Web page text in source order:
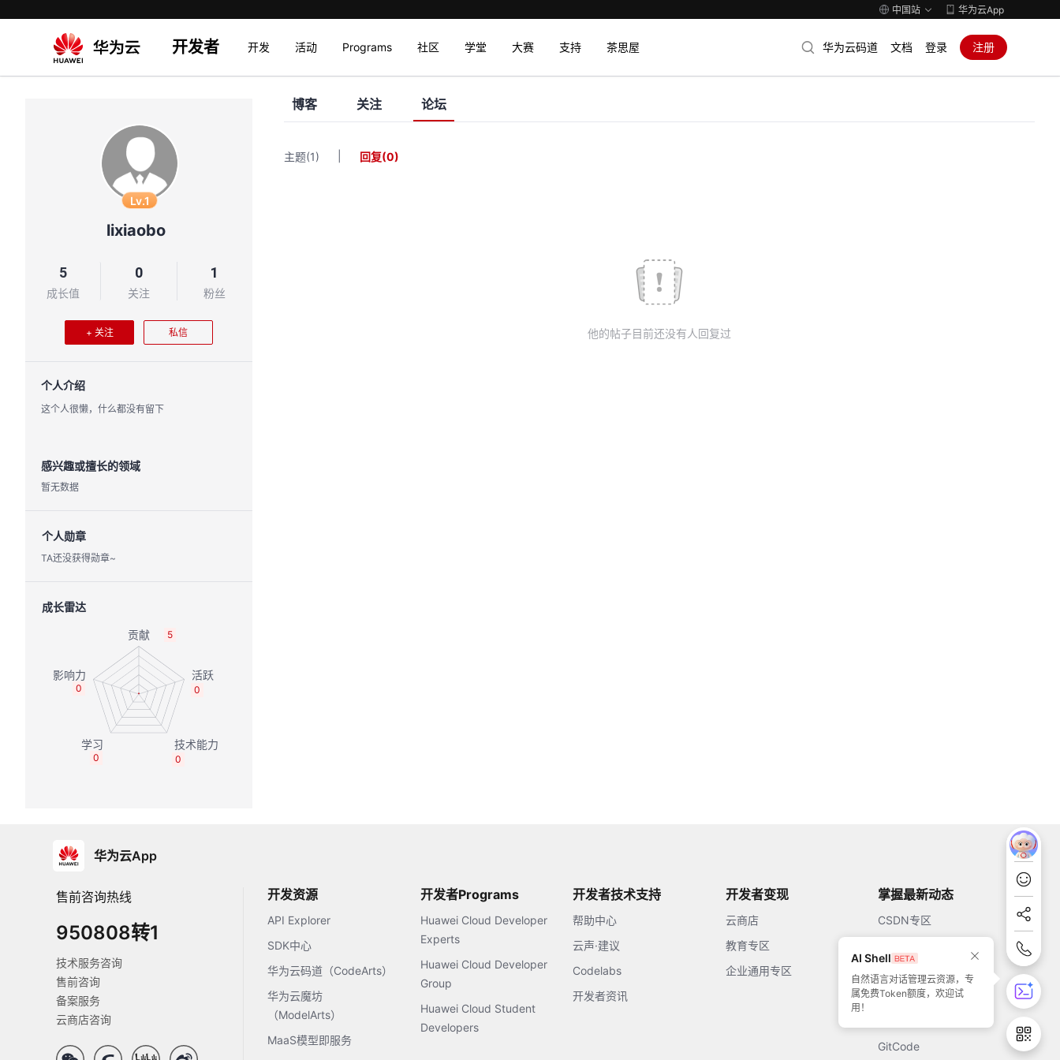
中国站 华为云App
开发者 开发 活动 Programs 社区 学堂 大赛 支持 茶思屋 华为云码道 文档 登录 注册
Lv.1
lixiaobo
5
成长值
0
关注
1
粉丝
+ 关注 私信
个人介绍
这个人很懒，什么都没有留下
感兴趣或擅长的领域
暂无数据
个人勋章
TA还没获得勋章~
成长雷达
5
0
0
0
0
博客 关注 论坛
主题(1) 回复(0)
他的帖子目前还没有人回复过
华为云App
售前咨询热线
950808转1
技术服务咨询
售前咨询
备案服务
云商店咨询
开发资源
API Explorer
SDK中心
华为云码道（CodeArts）
华为云魔坊
（ModelArts）
MaaS模型即服务
开发者Programs
Huawei Cloud Developer
Experts
Huawei Cloud Developer
Group
Huawei Cloud Student
Developers
开发者技术支持
帮助中心
云声·建议
Codelabs
开发者资讯
开发者变现
云商店
教育专区
企业通用专区
掌握最新动态
CSDN专区
51CTO
GitCode
AI Shell
自然语言对话管理云资源，专
属免费Token额度，欢迎试
用！